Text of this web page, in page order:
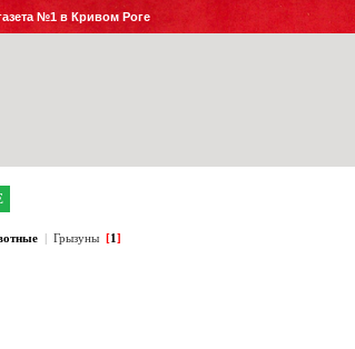
№1 в Кривом Роге
| Грызуны [1]